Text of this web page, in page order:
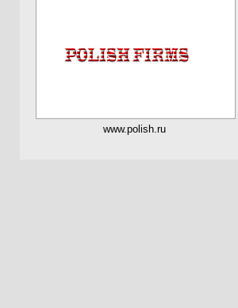
www.polish.ru